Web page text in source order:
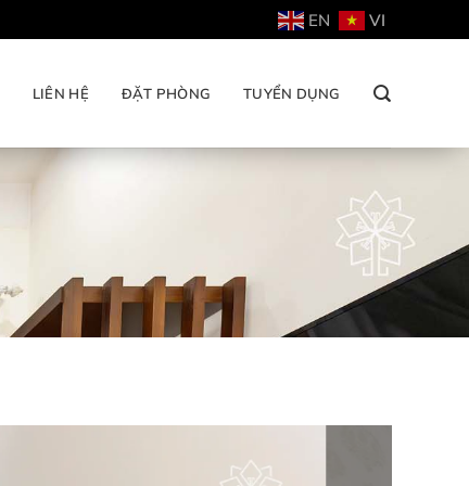
EN VI
LIÊN HỆ ĐẶT PHÒNG TUYỂN DỤNG